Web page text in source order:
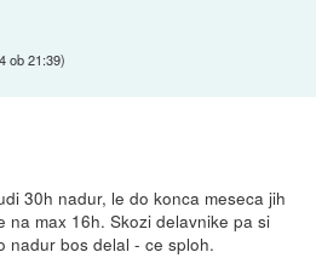
ob 21:39)
30h nadur, le do konca meseca jih
na max 16h. Skozi delavnike pa si
nadur bos delal - ce sploh.